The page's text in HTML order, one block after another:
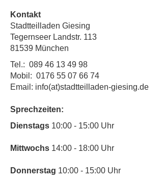
Kontakt
Stadtteilladen Giesing
Tegernseer Landstr. 113
81539 München
Tel.: 089 46 13 49 98
Mobil: 0176 55 07 66 74
Email: info(at)stadtteilladen-giesing.de
Sprechzeiten:
​Dienstags 10:00 - 15:00 Uhr
Mittwochs 14:00 - 18:00 Uhr
Donnerstag 10:00 - 15:00 Uhr